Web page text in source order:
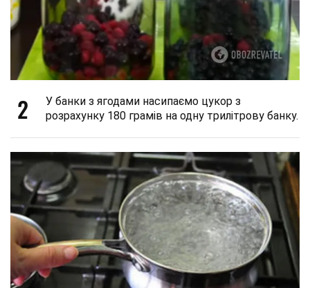
2
У банки з ягодами насипаємо цукор з
розрахунку 180 грамів на одну трилітрову банку.